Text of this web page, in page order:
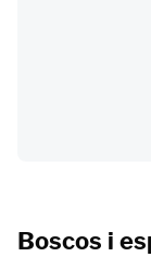
Boscos i